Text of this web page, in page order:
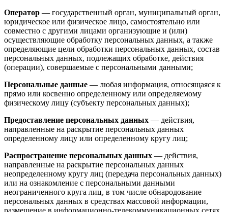
Оператор — государственный орган, муниципальный орган,
юридическое или физическое лицо, самостоятельно или
совместно с другими лицами организующие и (или)
осуществляющие обработку персональных данных, а также
определяющие цели обработки персональных данных, состав
персональных данных, подлежащих обработке, действия
(операции), совершаемые с персональными данными;
Персональные данные — любая информация, относящаяся к
прямо или косвенно определенному или определяемому
физическому лицу (субъекту персональных данных);
Предоставление персональных данных — действия,
направленные на раскрытие персональных данных
определенному лицу или определенному кругу лиц;
Распространение персональных данных — действия,
направленные на раскрытие персональных данных
неопределенному кругу лиц (передача персональных данных)
или на ознакомление с персональными данными
неограниченного круга лиц, в том числе обнародование
персональных данных в средствах массовой информации,
размещение в информационно-телекоммуникационных сетях